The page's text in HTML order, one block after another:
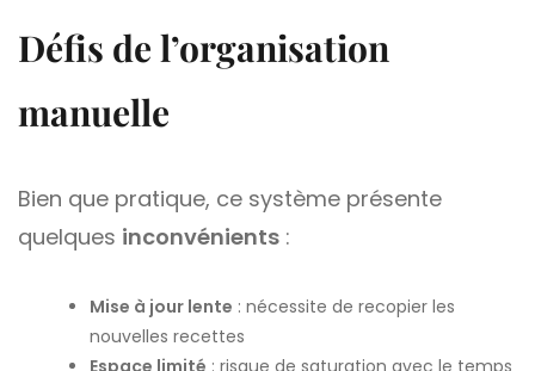
Défis de l’organisation
manuelle
Bien que pratique, ce système présente
quelques inconvénients :
Mise à jour lente : nécessite de recopier les
nouvelles recettes